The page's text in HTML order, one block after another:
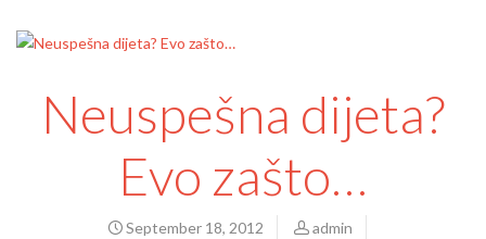
Neuspešna dijeta?
Evo zašto…
September 18, 2012
admin